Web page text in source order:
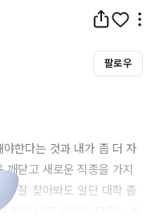
팔로우
한다는 것과 내가 좀 더 자
깨닫고 새로운 직종을 가지
잘 찾아봐도 일단 대학 졸
않아 너무 세상을 모르는 거